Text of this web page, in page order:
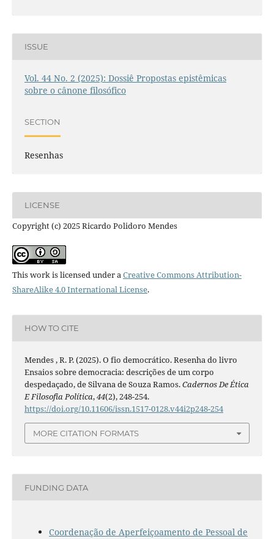
ISSUE
Vol. 44 No. 2 (2025): Dossiê Propostas epistêmicas
sobre o cânone filosófico
SECTION
Resenhas
LICENSE
Copyright (c) 2025 Ricardo Polidoro Mendes
This work is licensed under aCreative Commons Attribution-
ShareAlike 4.0 International License.
HOW TO CITE
Mendes , R. P. (2025). O fio democrático. Resenha do livro
Ensaios sobre democracia: descrições de um corpo
despedaçado, de Silvana de Souza Ramos.Cadernos De Ética
E Filosofia Política,44(2), 248-254.
https://doi.org/10.11606/issn.1517-0128.v44i2p248-254
MORE CITATION FORMATS
FUNDING DATA
Coordenação de Aperfeiçoamento de Pessoal de